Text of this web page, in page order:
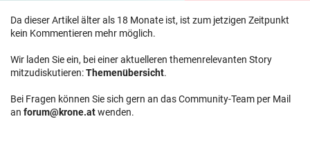
Da dieser Artikel älter als 18 Monate ist, ist zum jetzigen Zeitpunkt
kein Kommentieren mehr möglich.
Wir laden Sie ein, bei einer aktuelleren themenrelevanten Story
mitzudiskutieren:Themenübersicht.
Bei Fragen können Sie sich gern an das Community-Team per Mail
an forum@krone.atwenden.